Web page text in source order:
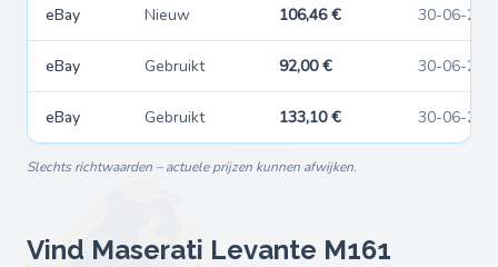
eBay Nieuw 106,46 € 30-06-
eBay Gebruikt 92,00 € 30-06-
eBay Gebruikt 133,10 € 30-06-
Slechts richtwaarden – actuele prijzen kunnen afwijken.
Vind Maserati Levante M161